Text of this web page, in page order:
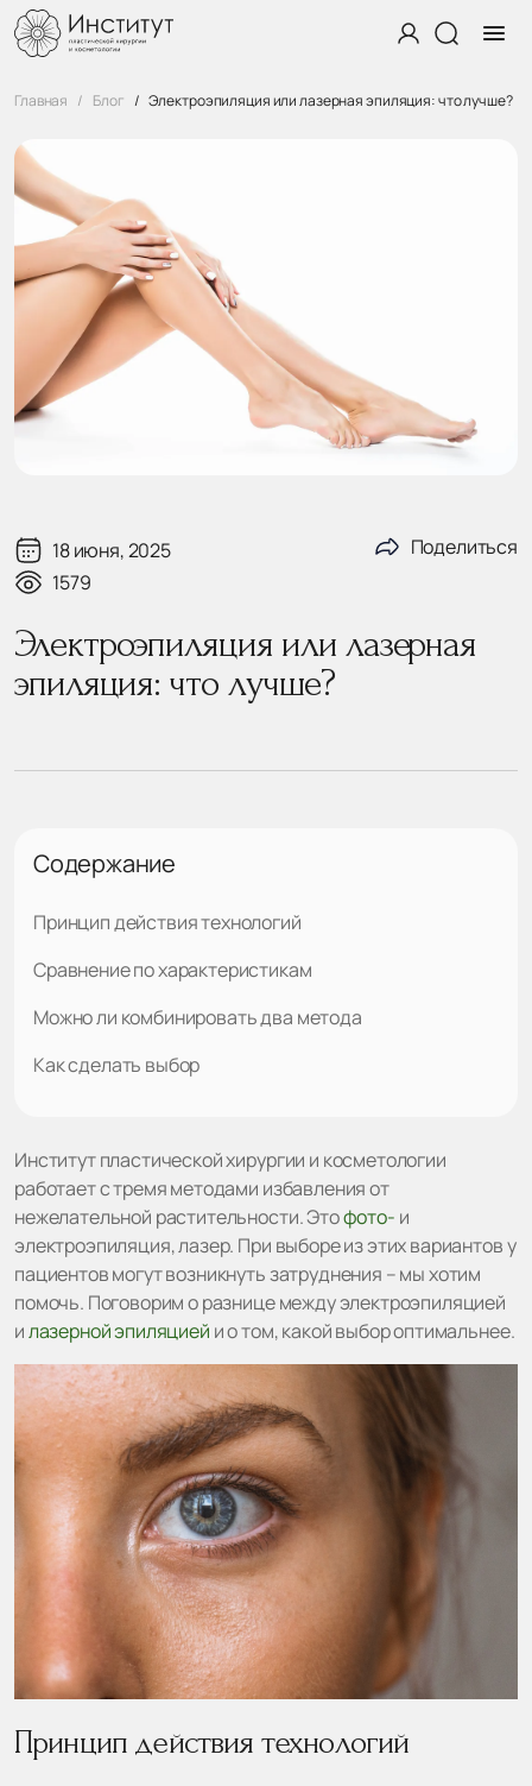
Главная Блог Электроэпиляция или лазерная эпиляция: что лучше?
18 июня, 2025
1579
Поделиться
Электроэпиляция или лазерная
эпиляция: что лучше?
Содержание
Принцип действия технологий
Сравнение по характеристикам
Можно ли комбинировать два метода
Как сделать выбор
Институт пластической хирургии и косметологии
работает с тремя методами избавления от
нежелательной растительности. Этофото- и
электроэпиляция, лазер. При выборе из этих вариантов у
пациентов могут возникнуть затруднения – мы хотим
помочь. Поговорим о разнице между электроэпиляцией
илазерной эпиляцией и о том, какой выбор оптимальнее.
Принцип действия технологий